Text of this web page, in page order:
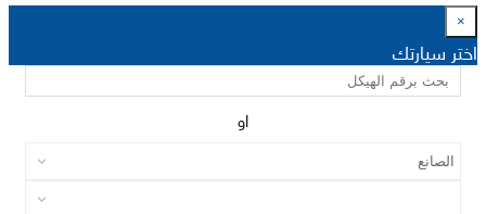
×
اختر سيارتك
او